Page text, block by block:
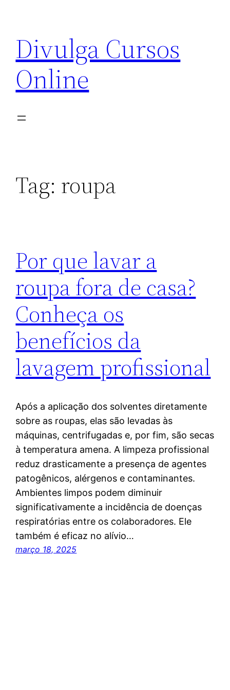
conteúdo
Divulga Cursos
Online
Tag: roupa
Por que lavar a
roupa fora de casa?
Conheça os
benefícios da
lavagem profissional
Após a aplicação dos solventes diretamente
sobre as roupas, elas são levadas às
máquinas, centrifugadas e, por fim, são secas
à temperatura amena. A limpeza profissional
reduz drasticamente a presença de agentes
patogênicos, alérgenos e contaminantes.
Ambientes limpos podem diminuir
significativamente a incidência de doenças
respiratórias entre os colaboradores. Ele
também é eficaz no alívio…
março 18, 2025